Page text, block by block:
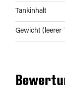
Tankinhalt
Gewicht (leerer